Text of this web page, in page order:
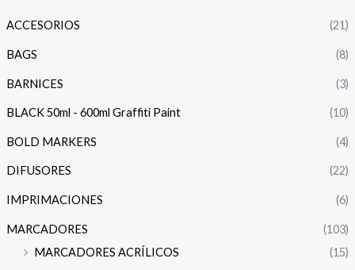
ACCESORIOS (21)
BAGS (8)
BARNICES (3)
BLACK 50ml - 600ml Graffiti Paint (10)
BOLD MARKERS (4)
DIFUSORES (22)
IMPRIMACIONES (6)
MARCADORES
(103)
MARCADORES ACRÍLICOS
(15)